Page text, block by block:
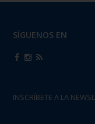
SÍGUENOS EN
INSCRÍBETE A LA